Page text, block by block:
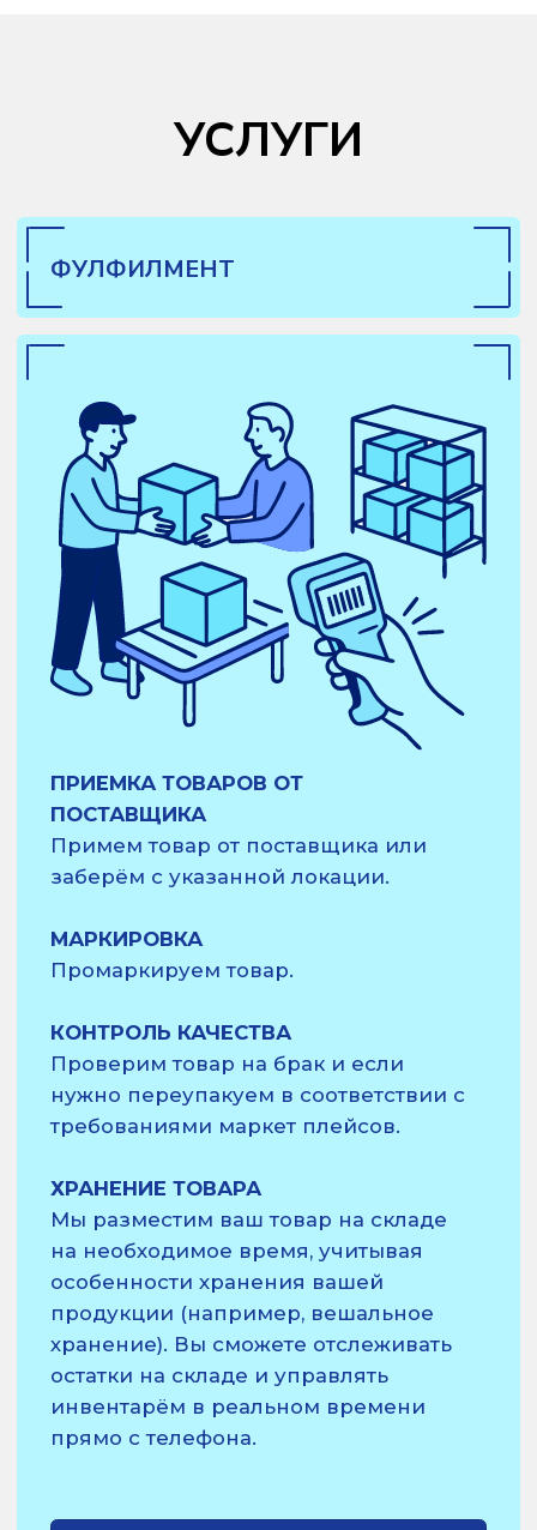
ПОСТАВЩИКА
Примем товар от поставщика или
заберём с указанной локации.
МАРКИРОВКА
КОНТРОЛЬ КАЧЕСТВА
Проверим товар на брак и если
нужно переупакуем в соответствии с
требованиями маркет плейсов.
ХРАНЕНИЕ ТОВАРА
Мы разместим ваш товар на складе
на необходимое время, учитывая
особенности хранения вашей
продукции (например, вешальное
хранение). Вы сможете отслеживать
остатки на складе и управлять
инвентарём в реальном времени
прямо с телефона.
Уточнить детали
УПАКОВКА
Мы упакуем ваши заказы и подготовим
их к отправке с учётом особенностей
вашего бренда, предоставляя полную
брендовые и маркетинговые
материалы, такие как открытки, письма,
подарочная упаковка и другие
элементы, чтобы каждая посылка была в
КОМПЛЕКТАЦИЯ ЗАКАЗОВ С
СКЛАДИРОВАНИЕ